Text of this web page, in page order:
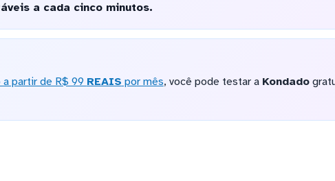
a cada cinco minutos.
partir de R$ 99 REAIS por mês, você pode testar a Kondado